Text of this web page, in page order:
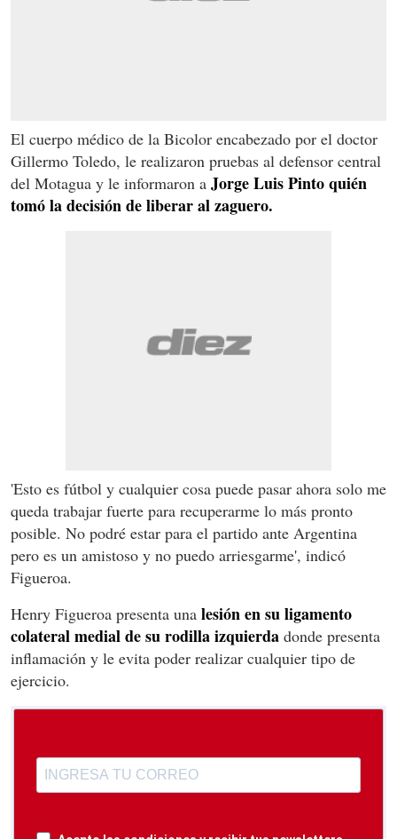
El cuerpo médico de la Bicolor encabezado por el doctor
Gillermo Toledo, le realizaron pruebas al defensor central
del Motagua y le informaron a Jorge Luis Pinto quién
tomó la decisión de liberar al zaguero.
'Esto es fútbol y cualquier cosa puede pasar ahora solo me
queda trabajar fuerte para recuperarme lo más pronto
posible. No podré estar para el partido ante Argentina
pero es un amistoso y no puedo arriesgarme', indicó
Figueroa.
Henry Figueroa presenta una lesión en su ligamento
colateral medial de su rodilla izquierda donde presenta
inflamación y le evita poder realizar cualquier tipo de
ejercicio.